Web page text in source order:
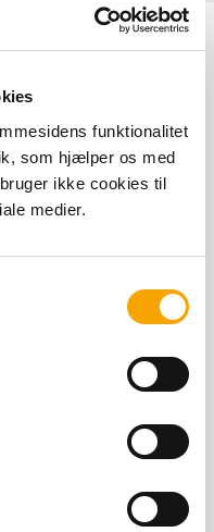
funktionalitet
som hjælper os med
ikke cookies til
medier.
looking for. Perhaps